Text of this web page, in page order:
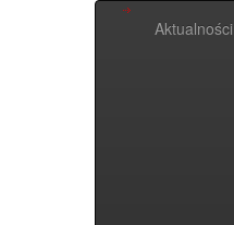
Aktualności